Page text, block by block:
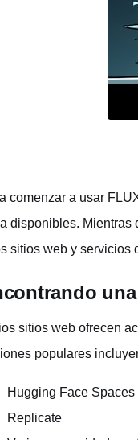
comenzar a usar
disponibles. Mientras
sitios web y servicios
sitios web ofrecen
populares
Hugging Face Spaces
Replicate